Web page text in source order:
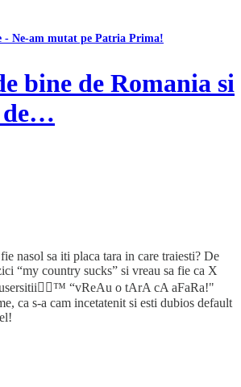
- Ne-am mutat pe Patria Prima!
bine de Romania si
de…
nasol sa iti placa tara in care traiesti? De
“my country sucks” si vreau sa fie ca X
“vReAu o tArA cA aFaRa!"
ca s-a cam incetatenit si esti dubios default